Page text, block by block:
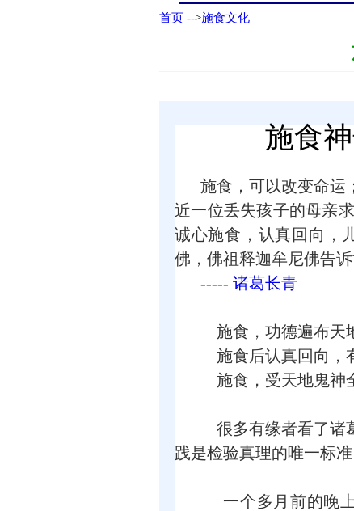
首页 -->施食文化
施食
施食，可以改变命运
近一位丢失孩子的母亲
诚心施食，认真回向，
佛，佛祖释迦牟尼佛告
----- 诸葛长青
施食，功德遍布天
施食后认真回向，
施食，受天地鬼神
很多有缘者看了诸
践是检验真理的唯一标
一个多月前的晚上